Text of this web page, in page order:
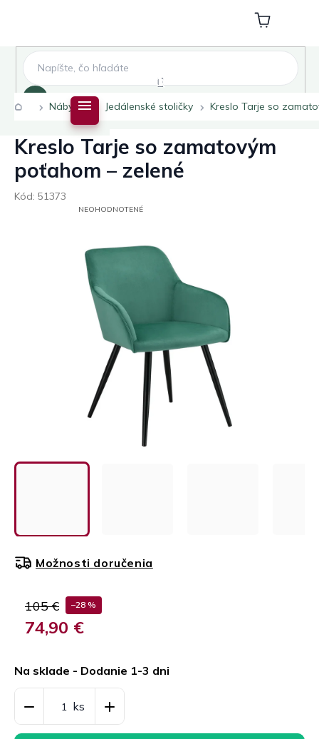
Nákupný
košík
Domov
Nábytok Jedálenské stoličky Kreslo Tarje so
Kreslo Tarje so zamatovým
poťahom – zelené
Kód: 51373
PRIEMERNÉ
HVIEZDIČIEK.
NEOHODNOTENÉ
105 € –28 %
74,90 €
cena:
Na sklade - Dodanie 1-3 dni
Možnosti doručenia